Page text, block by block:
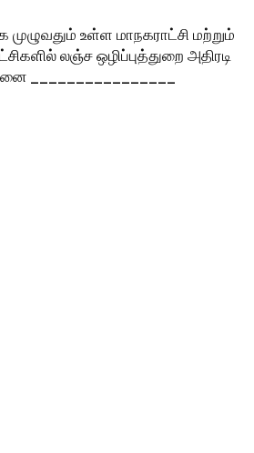
முழுவதும் உள்ள மாநகராட்சி மற்றும்
லஞ்ச ஒழிப்புத்துறை அதிரடி
________________